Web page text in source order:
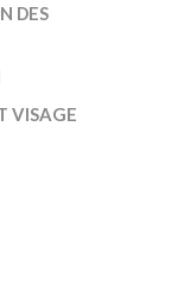
DES
VISAGE